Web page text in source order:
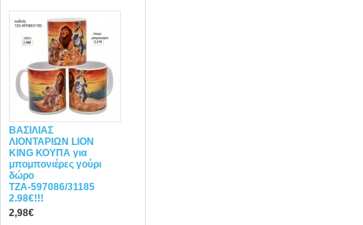
ΒΑΣΙΛΙΑΣ
ΛΙΟΝΤΑΡΙΩΝ LION
KING ΚΟΥΠΑ για
μπομπονιέρες γούρι
δώρο
ΤΖΑ-597086/31185
2.98€!!!
2,98€